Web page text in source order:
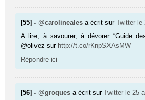
[55] -@carolineales a écrit surTwitter le
A lire, à savourer, à dévorer “Guide
@olivez sur http://t.co/rKnpSXAsMW
Répondre ici
[56] -@groques a écrit surTwitter le 25